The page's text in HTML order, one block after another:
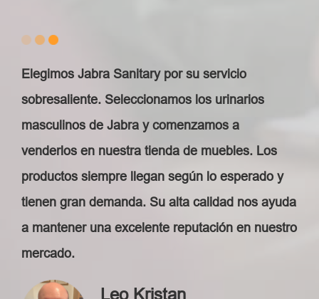
Elegimos Jabra Sanitary por su servicio
sobresaliente. Seleccionamos los urinarios
masculinos de Jabra y comenzamos a
venderlos en nuestra tienda de muebles. Los
productos siempre llegan según lo esperado y
tienen gran demanda. Su alta calidad nos ayuda
a mantener una excelente reputación en nuestro
mercado.
Leo Kristan